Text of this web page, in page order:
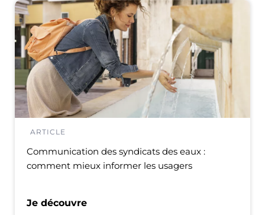
ARTICLE
Communication des syndicats des eaux :
comment mieux informer les usagers
Je découvre